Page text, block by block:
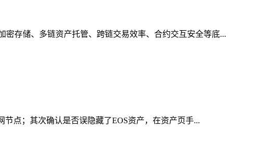
存储、多链资产托管、跨链交易效率、合约交互安全等底...
点；其次确认是否误隐藏了EOS资产，在资产页手...